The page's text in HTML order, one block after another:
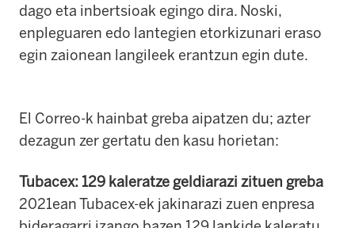
dago eta inbertsioak egingo dira. Noski,
enpleguaren edo lantegien etorkizunari eraso
egin zaionean langileek erantzun egin dute.
El Correo-k hainbat greba aipatzen du; azter
dezagun zer gertatu den kasu horietan:
Tubacex: 129 kaleratze geldiarazi zituen greba
2021ean Tubacex-ek jakinarazi zuen enpresa